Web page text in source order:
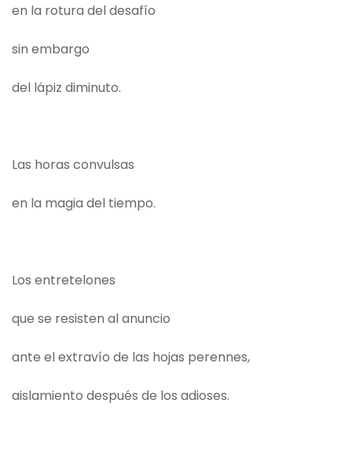
en la rotura del desafío
sin embargo
del lápiz diminuto.
Las horas convulsas
en la magia del tiempo.
Los entretelones
que se resisten al anuncio
ante el extravío de las hojas perennes,
aislamiento después de los adioses.